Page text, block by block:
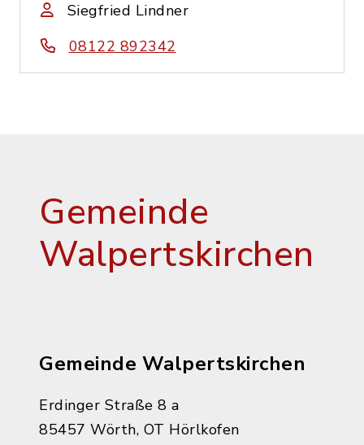
Siegfried Lindner
08122 892342
Gemeinde
Walpertskirchen
Gemeinde Walpertskirchen
Erdinger Straße 8 a
85457 Wörth, OT Hörlkofen